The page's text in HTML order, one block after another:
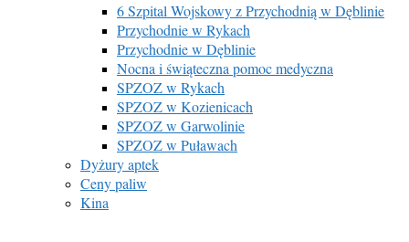
6 Szpital Wojskowy z Przychodnią w Dęblinie
Przychodnie w Rykach
Przychodnie w Dęblinie
Nocna i świąteczna pomoc medyczna
SPZOZ w Rykach
SPZOZ w Kozienicach
SPZOZ w Garwolinie
SPZOZ w Puławach
Dyżury aptek
Ceny paliw
Kina